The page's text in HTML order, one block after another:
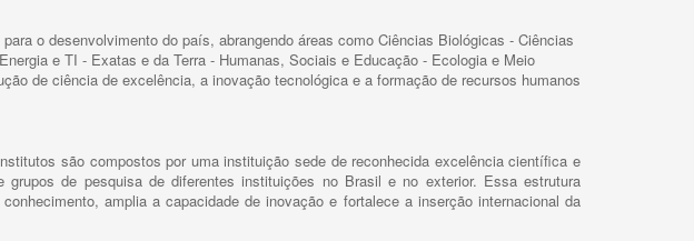
o desenvolvimento do país, abrangendo áreas como Ciências Biológicas - Ciências
e TI - Exatas e da Terra - Humanas, Sociais e Educação - Ecologia e Meio
de ciência de excelência, a inovação tecnológica e a formação de recursos humanos
são compostos por uma instituição sede de reconhecida excelência científica e
grupos de pesquisa de diferentes instituições no Brasil e no exterior. Essa estrutura
amplia a capacidade de inovação e fortalece a inserção internacional da